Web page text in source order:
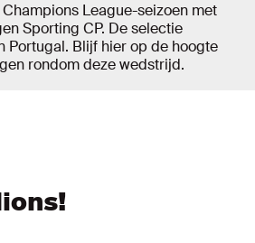
League-seizoen met
Sporting CP. De selectie
Portugal. Blijf hier op de hoogte
rondom deze wedstrijd.